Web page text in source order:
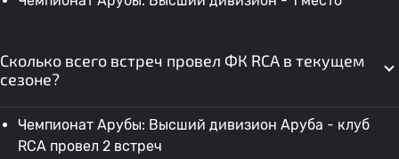
Сколько всего встреч провел ФК RCA в текущем
сезоне?
Чемпионат Арубы: Высший дивизион Аруба - клуб
RCA провел 2 встреч